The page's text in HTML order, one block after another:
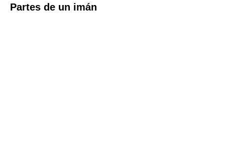
Partes de un imán